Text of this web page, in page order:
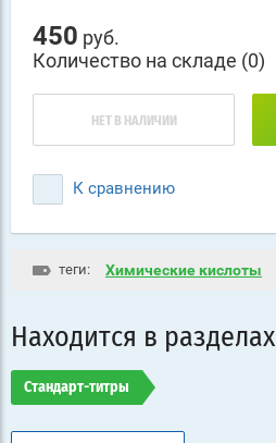
450 руб.
Количество на складе (0)
НЕТ В НАЛИЧИИ
К сравнению
теги: Химические кислоты
Находится в разделах
Стандарт-титры